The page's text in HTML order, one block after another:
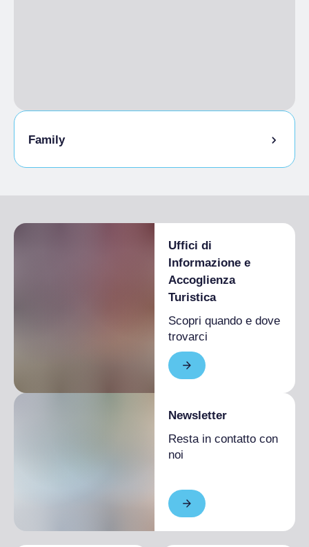
Family
mezza, dedicato ai bambini in età compresa
Uffici di
Informazione e
Accoglienza
Turistica
Scopri quando e dove
trovarci
Newsletter
Resta in contatto con
noi